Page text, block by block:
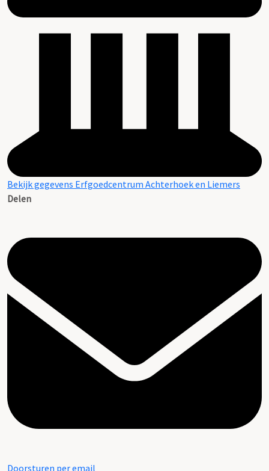
Bekijk gegevens Erfgoedcentrum Achterhoek en Liemers
Delen
Doorsturen per email